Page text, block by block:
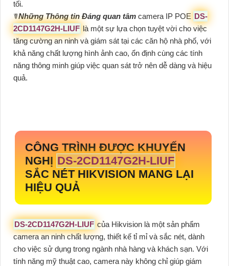
tối.
☤Những Thông tin Đáng quan tâm camera IP POE DS-
2CD1147G2H-LIUF là một sự lựa chọn tuyệt vời cho việc
tăng cường an ninh và giám sát tại các căn hộ nhà phố, với
khả năng chất lượng hình ảnh cao, ổn định cùng các tính
năng thông minh giúp việc quan sát trở nên dễ dàng và hiệu
quả.
CÔNG TRÌNH ĐƯỢC KHUYẾN
NGHỊ DS-2CD1147G2H-LIUF
SẮC NÉT HIKVISION MANG LẠI
HIỆU QUẢ
DS-2CD1147G2H-LIUF của Hikvision là một sản phẩm
camera an ninh chất lượng, thiết kế tỉ mỉ và sắc nét, dành
cho việc sử dụng trong ngành nhà hàng và khách sạn. Với
tính năng mỹ thuật cao, camera này không chỉ giúp giám